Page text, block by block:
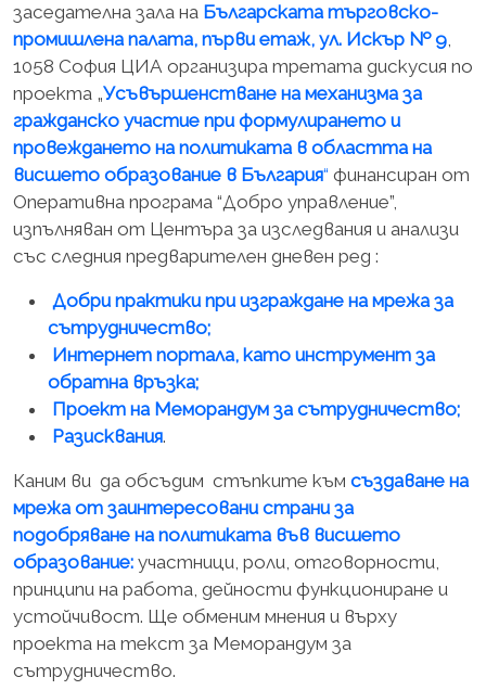
заседателна зала на Българската търговско-
промишлена палата, първи етаж, ул. Искър № 9,
1058 София ЦИА организира третата дискусия по
проекта „Усъвършенстване на механизма за
гражданско участие при формулирането и
провеждането на политиката в областта на
висшето образование в България“ финансиран от
Оперативна програма “Добро управление”,
изпълняван от Центъра за изследвания и анализи
със следния предварителен дневен ред :
Добри практики при изграждане на мрежа за
сътрудничество;
Интернет портала, като инструмент за
обратна връзка;
Проект на Меморандум за сътрудничество;
Разисквания.
Каним ви да обсъдим стъпките към създаване на
мрежа от заинтересовани страни за
подобряване на политиката във висшето
образование: участници, роли, отговорности,
принципи на работа, дейности функциониране и
устойчивост. Ще обменим мнения и върху
проекта на текст за Меморандум за
сътрудничество.